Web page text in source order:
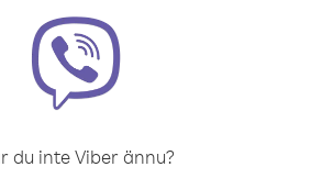
du inte Viber ännu?